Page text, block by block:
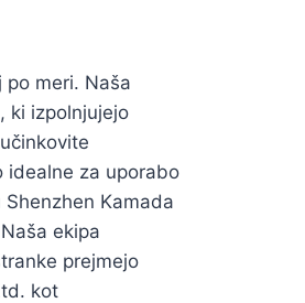
meri. Naša
ki izpolnjujejo
idealne za uporabo
Kamada
ekipa
prejmejo
kot